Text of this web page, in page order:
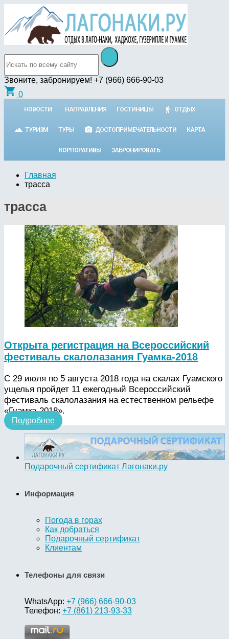
Звоните, забронируем! +7 (966) 666-90-03
shopping_cart 0
НОВОСТИ НАПРАВЛЕНИЯ ГОСТИНИЦЫ ОТДЫХ
ТУРИЗМ ТУРЫ ДОСТОПРИМЕЧАТЕЛЬНОСТИ КАРТА
КОРПОРАТИВЫ ЗАБРОНИРОВАТЬ
Главная
трасса
трасса
Открыта регистрация на Всероссийский
фестиваль скалолазания Гуамка-2018
С 29 июля по 5 августа 2018 года на скалах Гуамского
ущелья пройдет 11 ежегодный Всероссийский
фестиваль скалолазания на естественном рельефе
«Гуамка-2018».
Подробнее
Подарочный сертификат Лагонаки.ру
Информация
Погода в горах
Как добраться
Подарочный сертификат
Клиентам
Телефоны для связи
WhatsApp: +7 (966) 666-90-03
Телефон: +7 (861) 213-93-33